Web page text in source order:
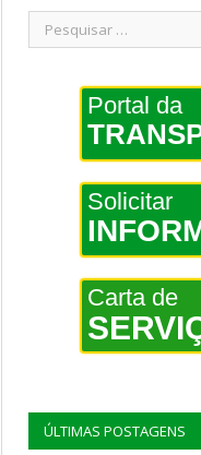
Portal da
Solicitar
Carta de
ÚLTIMAS POSTAGENS